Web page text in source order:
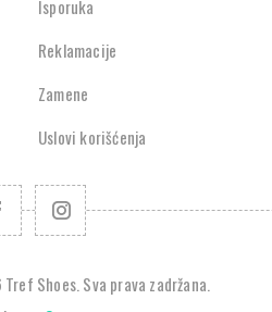
Isporuka
Reklamacije
Zamene
Uslovi korišćenja
Shoes. Sva prava zadržana.